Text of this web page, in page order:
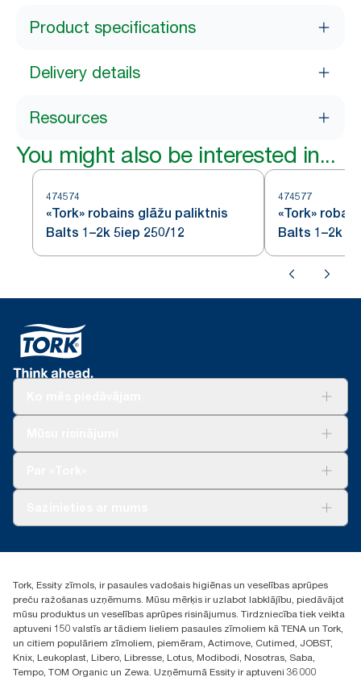
Product specifications
Delivery details
Resources
You might also be interested in...
474574
«Tork» robains glāžu paliktnis
Balts 1–2k 5iep 250/12
474577
«Tork»
Balts 1–2k
+371 29141799
Atrast izplatītāju
Ulbrokas street 19A
Riga, Latvija
LV-1028
Tork, Essity zīmols, ir pasaules vadošais higiēnas un veselības aprūpes
preču ražošanas uzņēmums. Mūsu mērķis ir uzlabot labklājību, piedāvājot
mūsu produktus un veselības aprūpes risinājumus. Tirdzniecība tiek veikta
aptuveni 150 valstīs ar tādiem lieliem pasaules zīmoliem kā TENA un Tork,
un citiem populāriem zīmoliem, piemēram, Actimove, Cutimed, JOBST,
Knix, Leukoplast, Libero, Libresse, Lotus, Modibodi, Nosotras, Saba,
Tempo, TOM Organic un Zewa. Uzņēmumā Essity ir aptuveni 36 000